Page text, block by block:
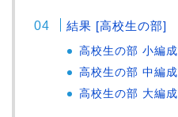
結果 [高校生の部]
高校生の部 小編成
高校生の部 中編成
高校生の部 大編成